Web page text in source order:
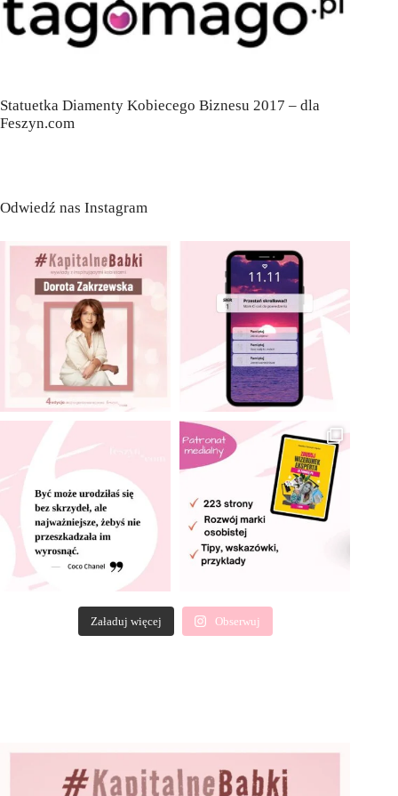
Statuetka Diamenty Kobiecego Biznesu 2017 – dla
Feszyn.com
Odwiedź nas Instagram
Załaduj więcej Obserwuj